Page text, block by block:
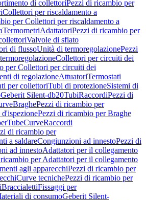
di collettoriPezzi di ricambio per
Collettori per riscaldamento a
per Collettori per riscaldamento a
TermometriAdattatoriPezzi di ricambio per
Valvole di sfiato
di flussoUnità di termoregolazionePezzi
Collettori per circuiti dei
per Collettori per circuiti dei
di regolazioneAttuatoriTermostati
per collettoriTubi di protezioneSistemi di
Geberit Silent-db20TubiRaccordiPezzi di
BraghePezzi di ricambio per
Pezzi di ricambio per Braghe
CurveRaccordi
di ricambio per
a saldareCongiunzioni ad innestoPezzi di
ad innestoAdattatori per il collegamento
per Adattatori per il collegamento
agli apparecchiPezzi di ricambio per
Curve tecnichePezzi di ricambio per
BraccialettiFissaggi per
di consumoGeberit Silent-